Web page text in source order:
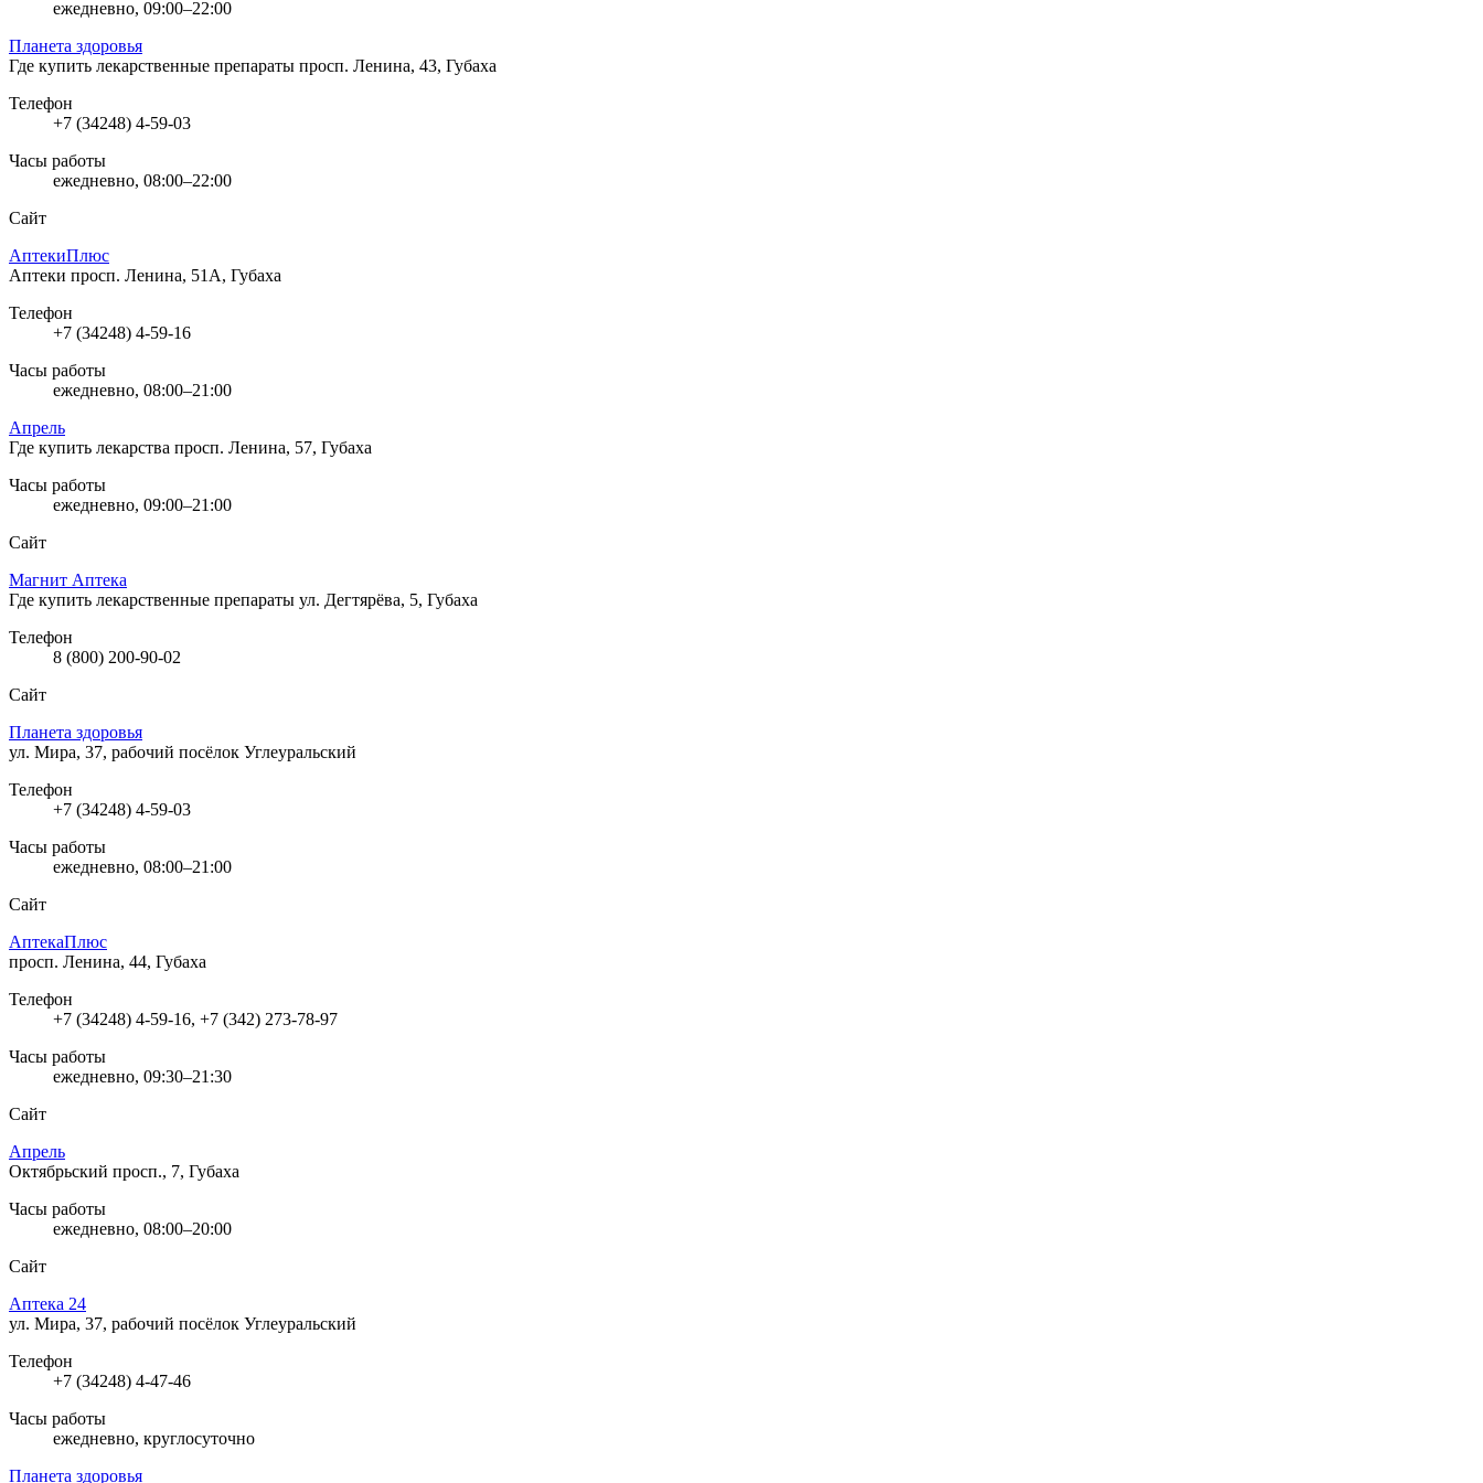
ежедневно, 09:00–22:00
Планета здоровья
Где купить лекарственные препараты просп. Ленина, 43, Губаха
Телефон
+7 (34248) 4-59-03
Часы работы
ежедневно, 08:00–22:00
Сайт
АптекиПлюс
Аптеки просп. Ленина, 51А, Губаха
Телефон
+7 (34248) 4-59-16
Часы работы
ежедневно, 08:00–21:00
Апрель
Где купить лекарства просп. Ленина, 57, Губаха
Часы работы
ежедневно, 09:00–21:00
Сайт
Магнит Аптека
Где купить лекарственные препараты ул. Дегтярёва, 5, Губаха
Телефон
8 (800) 200-90-02
Сайт
Планета здоровья
ул. Мира, 37, рабочий посёлок Углеуральский
Телефон
+7 (34248) 4-59-03
Часы работы
ежедневно, 08:00–21:00
Сайт
АптекаПлюс
просп. Ленина, 44, Губаха
Телефон
+7 (34248) 4-59-16, +7 (342) 273-78-97
Часы работы
ежедневно, 09:30–21:30
Сайт
Апрель
Октябрьский просп., 7, Губаха
Часы работы
ежедневно, 08:00–20:00
Сайт
Аптека 24
ул. Мира, 37, рабочий посёлок Углеуральский
Телефон
+7 (34248) 4-47-46
Часы работы
ежедневно, круглосуточно
Планета здоровья